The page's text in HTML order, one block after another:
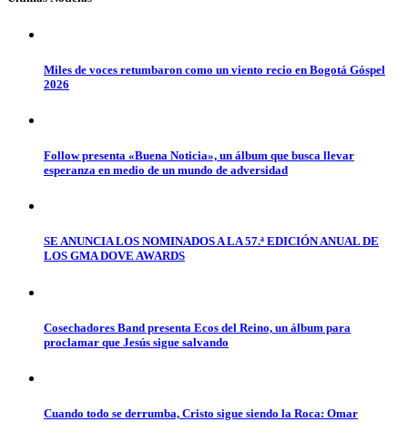
Miles de voces retumbaron como un viento recio en Bogotá Góspel
2026
Follow presenta «Buena Noticia», un álbum que busca llevar
esperanza en medio de un mundo de adversidad
SE ANUNCIA LOS NOMINADOS A LA 57.ª EDICIÓN ANUAL DE
LOS GMA DOVE AWARDS
Cosechadores Band presenta Ecos del Reino, un álbum para
proclamar que Jesús sigue salvando
Cuando todo se derrumba, Cristo sigue siendo la Roca: Omar